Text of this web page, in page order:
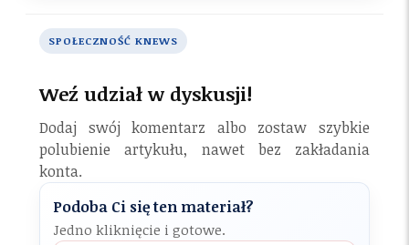
SPOŁECZNOŚĆ KNEWS
Weź udział w dyskusji!
Dodaj swój komentarz albo zostaw szybkie
polubienie artykułu, nawet bez zakładania
konta.
Podoba Ci się ten materiał?
Jedno kliknięcie i gotowe.